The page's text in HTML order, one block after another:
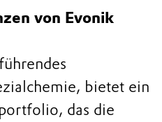
von Evonik
bietet ein
das die